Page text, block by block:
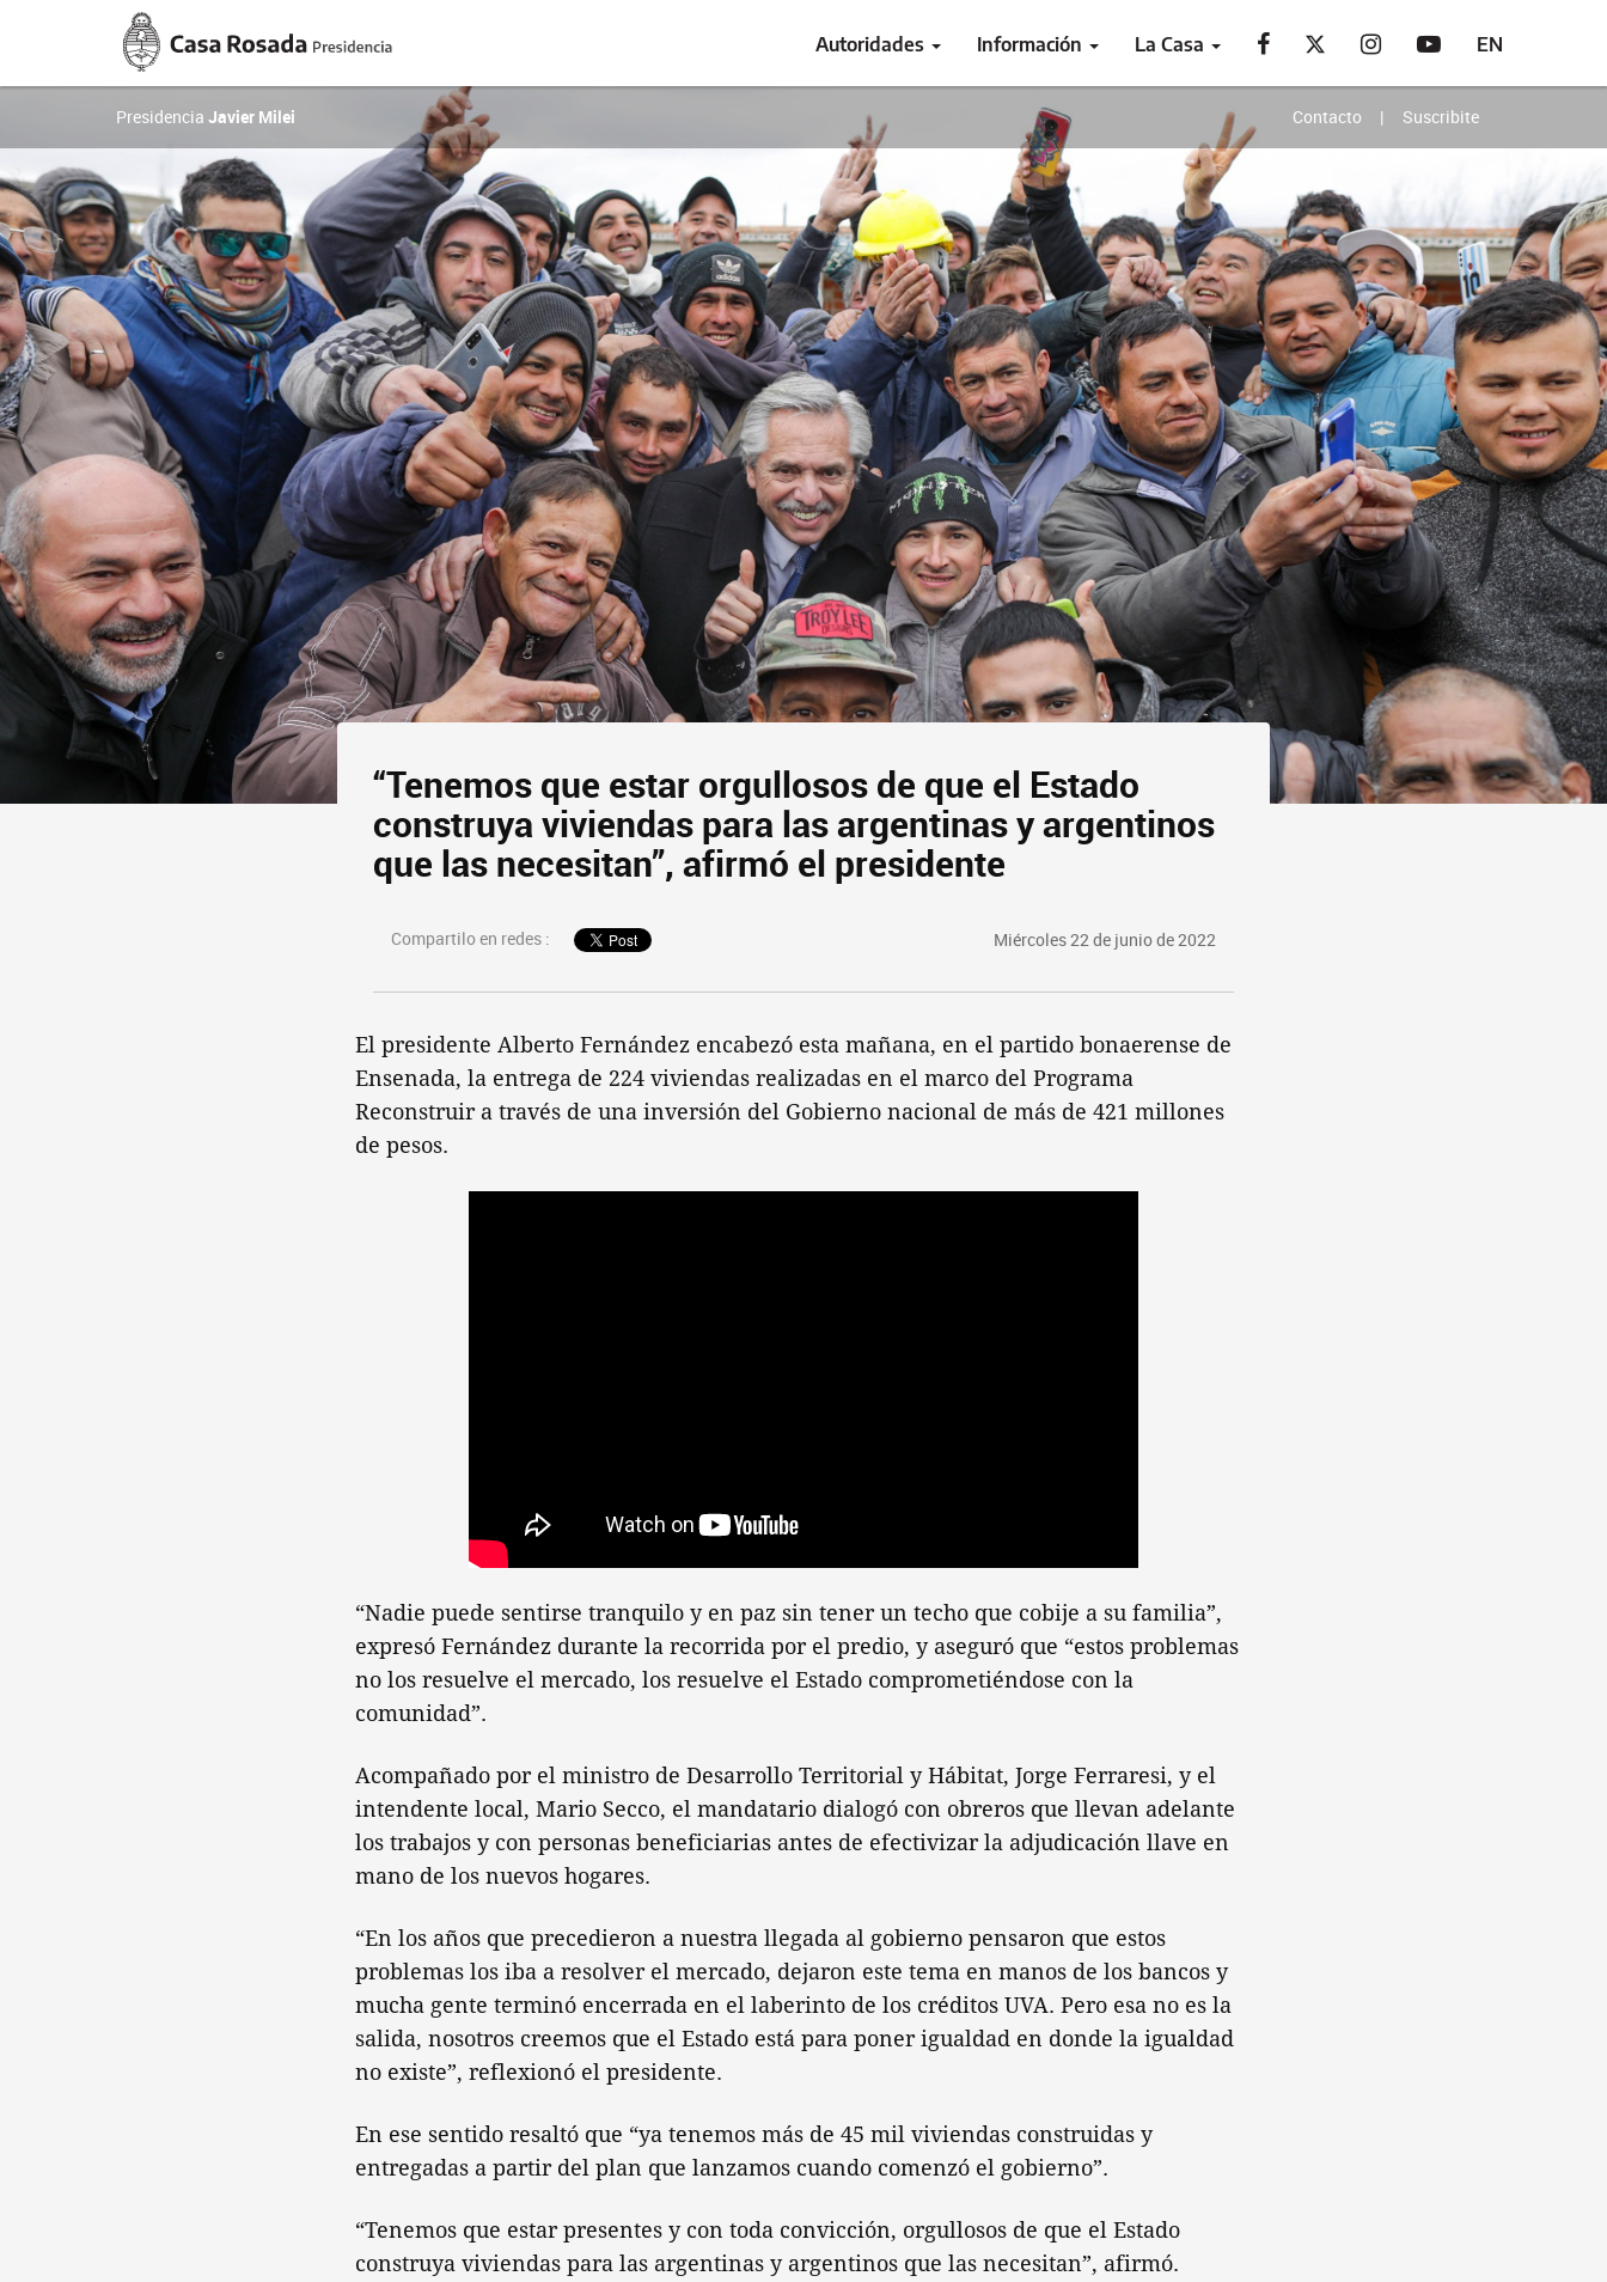
Casa
Rosada
Presidencia
de
Nación
Autoridades Información La Casa EN
Presidencia Javier Milei Contacto Suscribite
“Tenemos que estar orgullosos de que el Estado
construya viviendas para las argentinas y argentinos
que las necesitan”, afirmó el presidente
Compartilo en redes : Miércoles 22 de junio de 2022
El presidente Alberto Fernández encabezó esta mañana, en el partido bonaerense de
Ensenada, la entrega de 224 viviendas realizadas en el marco del Programa
Reconstruir a través de una inversión del Gobierno nacional de más de 421 millones
de pesos.
“Nadie puede sentirse tranquilo y en paz sin tener un techo que cobije a su familia”,
expresó Fernández durante la recorrida por el predio, y aseguró que “estos problemas
no los resuelve el mercado, los resuelve el Estado comprometiéndose con la
comunidad”.
Acompañado por el ministro de Desarrollo Territorial y Hábitat, Jorge Ferraresi, y el
intendente local, Mario Secco, el mandatario dialogó con obreros que llevan adelante
los trabajos y con personas beneficiarias antes de efectivizar la adjudicación llave en
mano de los nuevos hogares.
“En los años que precedieron a nuestra llegada al gobierno pensaron que estos
problemas los iba a resolver el mercado, dejaron este tema en manos de los bancos y
mucha gente terminó encerrada en el laberinto de los créditos UVA. Pero esa no es la
salida, nosotros creemos que el Estado está para poner igualdad en donde la igualdad
no existe”, reflexionó el presidente.
En ese sentido resaltó que “ya tenemos más de 45 mil viviendas construidas y
entregadas a partir del plan que lanzamos cuando comenzó el gobierno”.
“Tenemos que estar presentes y con toda convicción, orgullosos de que el Estado
construya viviendas para las argentinas y argentinos que las necesitan”, afirmó.